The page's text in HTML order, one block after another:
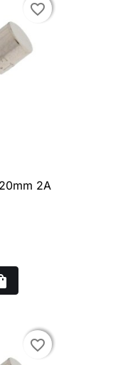
favorite_border
favorite_border
2A
Αγορά
favorite_border
favorite_border